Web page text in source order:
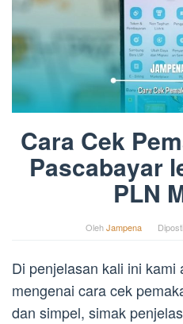
Cara Cek
Pascabayar
PLN
OlehJampena
Di penjelasan kali ini
mengenai cara cek
dan simpel, simak